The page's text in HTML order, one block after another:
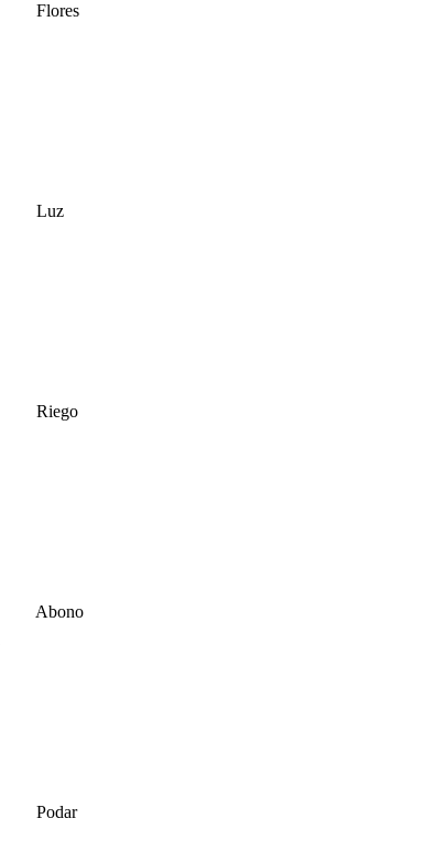
Flores
Luz
Riego
Abono
Podar